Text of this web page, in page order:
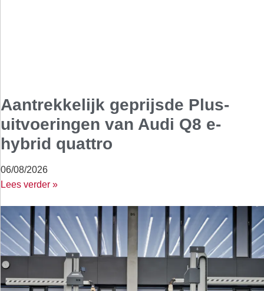
Aantrekkelijk geprijsde Plus-
uitvoeringen van Audi Q8 e-
hybrid quattro
06/08/2026
Lees verder »